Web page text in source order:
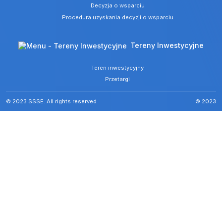
Decyzja o wsparciu
Procedura uzyskania decyzji o wsparciu
Tereny Inwestycyjne
Teren inwestycyjny
Przetargi
© 2023 SSSE. All rights reserved © 2023